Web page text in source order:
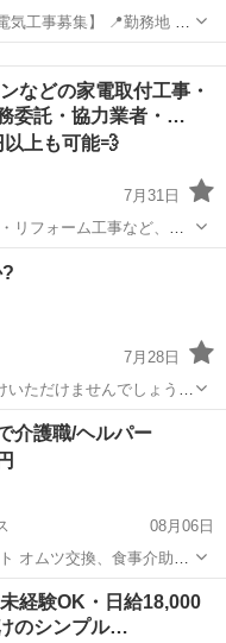
】 📍勤務地 青
などの家電取付工事・
委託・協力業者・…
上も可能💨
7月31日
リフォーム工事など、多
売会社様・通販会社様な
7月28日
介護職/ヘルパー
08月06日
オムツ交換、食事介助、
う 雇用期間の定めあり
験・資格】<応募要件>
経験OK・日給18,000
のシンプル…